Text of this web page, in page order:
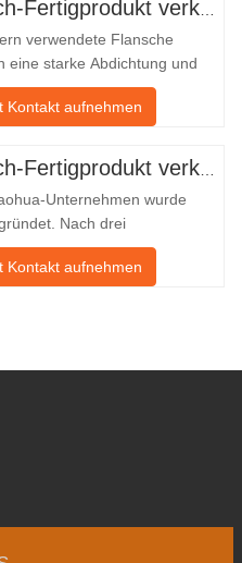
verwendete Flansche
eine starke Abdichtung und
Unser Unternehmen in
verarbeitet seit vielen Jahren
Ausland – nach Deutschland
Da die inländische
nicht ideal ist, möchten wir
Kontakt aufnehmen
Unternehmen wurde
Nach drei
harter Arbeit umfasst es
Fläche von 50.000 ㎡ und
beträgt 30.000
Kontakt aufnehmen